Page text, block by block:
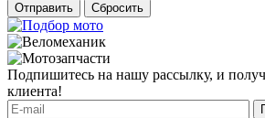
Сбросить
Подпишитесь на нашу рассылку, и
клиента!